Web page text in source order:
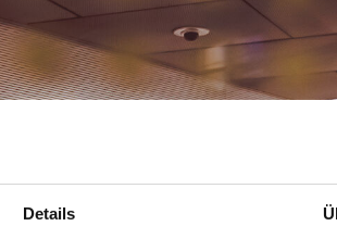
Details